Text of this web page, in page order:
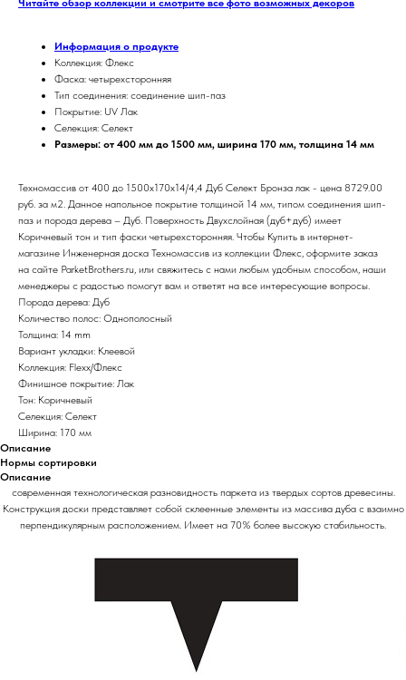
Читайте обзор коллекции и смотрите все фото возможных декоров
Информация о продукте
Коллекция: Флекс
Фаска: четырехсторонняя
Тип соединения: соединение шип-паз
Покрытие: UV Лак
Селекция: Селект
Размеры: от 400 мм до 1500 мм, ширина 170 мм, толщина 14 мм
Техномассив от 400 до 1500х170х14/4,4 Дуб Селект Бронза лак - цена 8729.00
руб. за м2. Данное напольное покрытие толщиной 14 мм, типом соединения шип-
паз и порода дерева – Дуб. Поверхность Двухслойная (дуб+дуб) имеет
Коричневый тон и тип фаски четырехсторонняя. Чтобы Купить в интернет-
магазине Инженерная доска Техномассив из коллекции Флекс, оформите заказ
на сайте ParketBrothers.ru, или свяжитесь с нами любым удобным способом, наши
менеджеры с радостью помогут вам и ответят на все интересующие вопросы.
Порода дерева: Дуб
Количество полос: Однополосный
Толщина: 14 mm
Вариант укладки: Клеевой
Коллекция: Flexx/Флекс
Финишное покрытие: Лак
Тон: Коричневый
Селекция: Селект
Ширина: 170 мм
Описание
Нормы сортировки
Описание
современная технологическая разновидность паркета из твердых сортов древесины.
Конструкция доски представляет собой склеенные элементы из массива дуба с взаимно
перпендикулярным расположением. Имеет на 70% более высокую стабильность.